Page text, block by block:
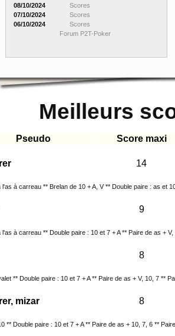
08/10/2024
Scores
07/10/2024
Scores
06/10/2024
Scores
Forum P2T-Poker
Meilleurs
Pseudo Score maxi
14
l'as à carreau ** Brelan de 10 + A, V ** Double paire : as et
9
l'as à carreau ** Double paire : 10 et 7 + A ** Paire de as +
8
** Double paire : 10 et 7 + A ** Paire de as + V, 10, 7 **
mizar 8
** Double paire : 10 et 7 + A ** Paire de as + 10, 7, 6 **